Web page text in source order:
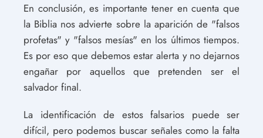
En conclusión, es importante tener en cuenta que
la Biblia nos advierte sobre la aparición de "falsos
profetas" y "falsos mesías" en los últimos tiempos.
Es por eso que debemos estar alerta y no dejarnos
engañar por aquellos que pretenden ser el
salvador final.
La identificación de estos falsarios puede ser
difícil, pero podemos buscar señales como la falta